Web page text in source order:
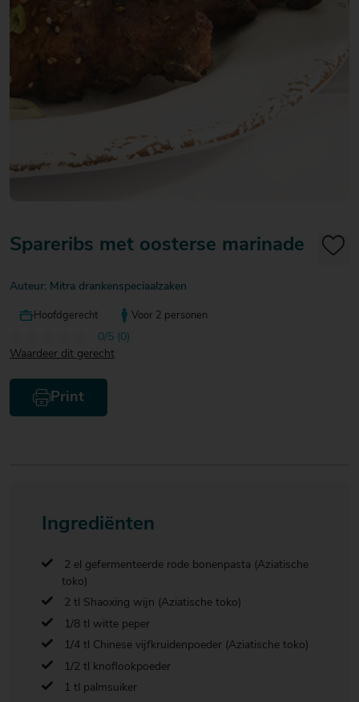
Actiefolder
- €
Spareribs met oosterse marinade
Auteur: Mitra drankenspeciaalzaken
Hoofdgerecht Voor 2 personen
0/5 (0)
Waardeer dit gerecht
Print
Ingrediënten
2 el gefermenteerde rode bonenpasta (Aziatische
toko)
2 tl Shaoxing wijn (Aziatische toko)
1/8 tl witte peper
1/4 tl Chinese vijfkruidenpoeder (Aziatische toko)
1/2 tl knoflookpoeder
1 tl palmsuiker